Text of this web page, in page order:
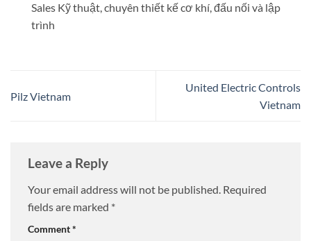
Sales Kỹ thuật, chuyên thiết kế cơ khí, đấu nối và lập
trình
Pilz Vietnam
United Electric Controls
Vietnam
Leave a Reply
Your email address will not be published. Required
fields are marked *
Comment*